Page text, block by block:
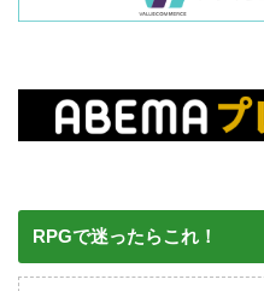
RPGで迷ったらこれ！